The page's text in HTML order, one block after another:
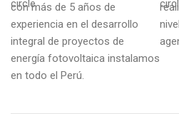
con más de 5 años de
experiencia en el desarrollo
integral de proyectos de
energía fotovoltaica instalamos
en todo el Perú.